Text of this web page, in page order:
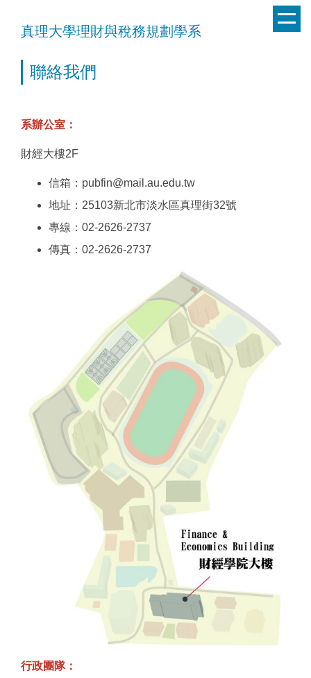
真理大學理財與稅務規劃學系
聯絡我們
系辦公室：
財經大樓2F
信箱：pubfin@mail.au.edu.tw
地址：25103新北市淡水區真理街32號
專線：02-2626-2737
傳真：02-2626-2737
行政團隊：